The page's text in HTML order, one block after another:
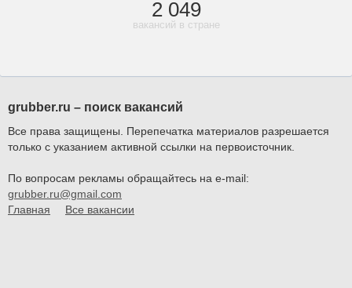
2 049
вакансий в стране
grubber.ru – поиск вакансий
Все права защищены. Перепечатка материалов разрешается
только с указанием активной ссылки на первоисточник.
По вопросам рекламы обращайтесь на e-mail:
grubber.ru@gmail.com
Главная
Все вакансии